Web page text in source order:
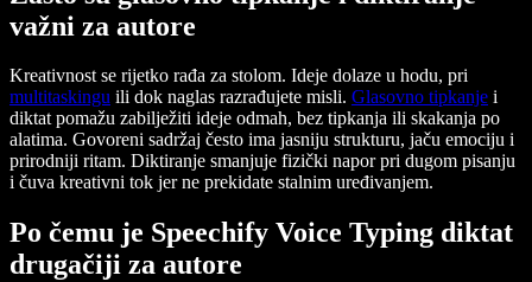
važni za autore
Kreativnost se rijetko rađa za stolom. Ideje dolaze u hodu, pri
multitaskingu ili dok naglas razrađujete misli. Glasovno tipkanje i
diktat pomažu zabilježiti ideje odmah, bez tipkanja ili skakanja po
alatima. Govoreni sadržaj često ima jasniju strukturu, jaču emociju i
prirodniji ritam. Diktiranje smanjuje fizički napor pri dugom pisanju
i čuva kreativni tok jer ne prekidate stalnim uređivanjem.
Po čemu je Speechify Voice Typing diktat
drugačiji za autore